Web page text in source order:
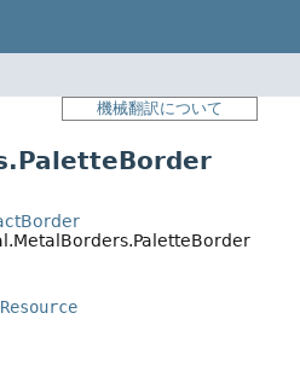
機械翻訳について